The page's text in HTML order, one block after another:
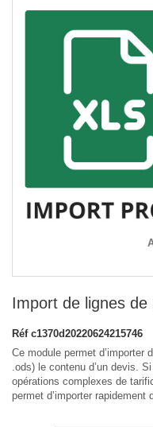
Import de lignes de
Réf c1370d20220624215746
Ce module permet
.ods) le contenu d’un devis.
opérations complexes de
permet d’importer